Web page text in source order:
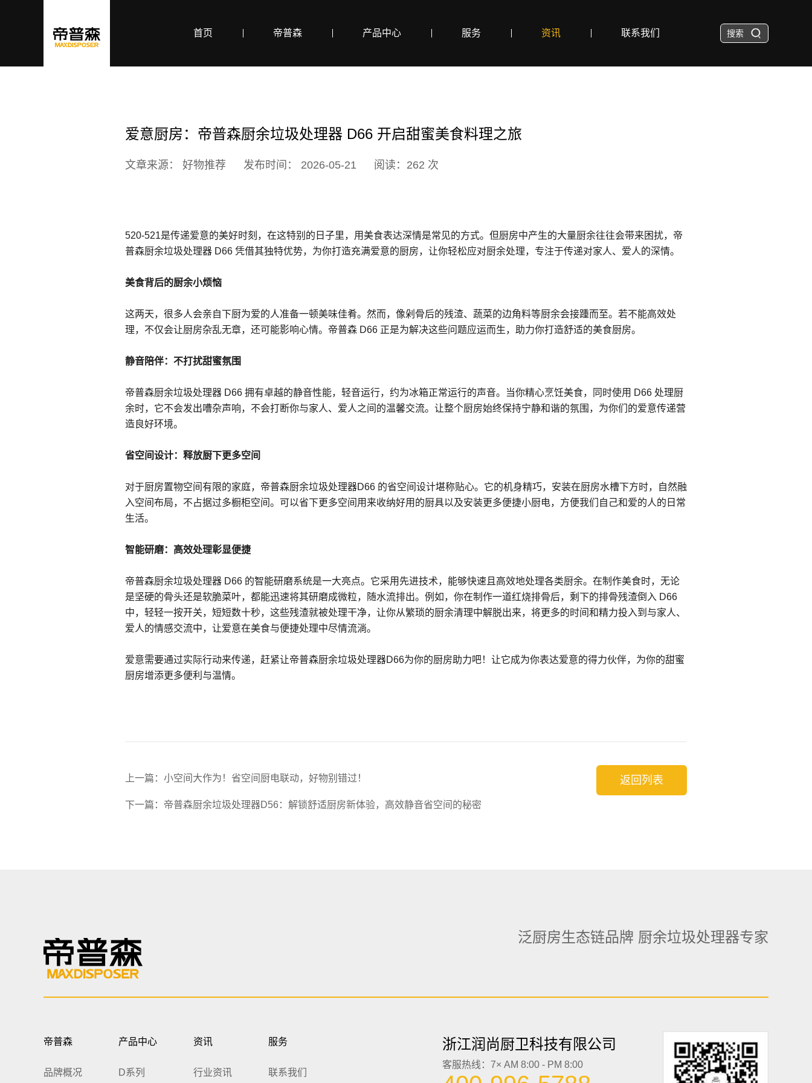
搜索
首页 帝普森 产品中心 服务 资讯 联系我们
爱意厨房：帝普森厨余垃圾处理器 D66 开启甜蜜美食料理之旅
文章来源： 好物推荐 发布时间： 2026-05-21 阅读：262 次
520-521是传递爱意的美好时刻，在这特别的日子里，用美食表达深情是常见的方式。但厨房中产生的大量厨余往往会带来困扰，帝
普森厨余垃圾处理器 D66 凭借其独特优势，为你打造充满爱意的厨房，让你轻松应对厨余处理，专注于传递对家人、爱人的深情。
美食背后的厨余小烦恼
这两天，很多人会亲自下厨为爱的人准备一顿美味佳肴。然而，像剁骨后的残渣、蔬菜的边角料等厨余会接踵而至。若不能高效处
理，不仅会让厨房杂乱无章，还可能影响心情。帝普森 D66 正是为解决这些问题应运而生，助力你打造舒适的美食厨房。
静音陪伴：不打扰甜蜜氛围
帝普森厨余垃圾处理器 D66 拥有卓越的静音性能，轻音运行，约为冰箱正常运行的声音。当你精心烹饪美食，同时使用 D66 处理厨
余时，它不会发出嘈杂声响，不会打断你与家人、爱人之间的温馨交流。让整个厨房始终保持宁静和谐的氛围，为你们的爱意传递营
造良好环境。
省空间设计：释放厨下更多空间
对于厨房置物空间有限的家庭，帝普森厨余垃圾处理器D66 的省空间设计堪称贴心。它的机身精巧，安装在厨房水槽下方时，自然融
入空间布局，不占据过多橱柜空间。可以省下更多空间用来收纳好用的厨具以及安装更多便捷小厨电，方便我们自己和爱的人的日常
生活。
智能研磨：高效处理彰显便捷
帝普森厨余垃圾处理器 D66 的智能研磨系统是一大亮点。它采用先进技术，能够快速且高效地处理各类厨余。在制作美食时，无论
是坚硬的骨头还是软脆菜叶，都能迅速将其研磨成微粒，随水流排出。例如，你在制作一道红烧排骨后，剩下的排骨残渣倒入 D66
中，轻轻一按开关，短短数十秒，这些残渣就被处理干净，让你从繁琐的厨余清理中解脱出来，将更多的时间和精力投入到与家人、
爱人的情感交流中，让爱意在美食与便捷处理中尽情流淌。
爱意需要通过实际行动来传递，赶紧让帝普森厨余垃圾处理器D66为你的厨房助力吧！让它成为你表达爱意的得力伙伴，为你的甜蜜
厨房增添更多便利与温情。
上一篇：小空间大作为！省空间厨电联动，好物别错过！
下一篇：帝普森厨余垃圾处理器D56：解锁舒适厨房新体验，高效静音省空间的秘密
返回列表
泛厨房生态链品牌 厨余垃圾处理器专家
帝普森
品牌概况
产品中心
D系列
资讯
行业资讯
服务
联系我们
浙江润尚厨卫科技有限公司
客服热线：7× AM 8:00 - PM 8:00